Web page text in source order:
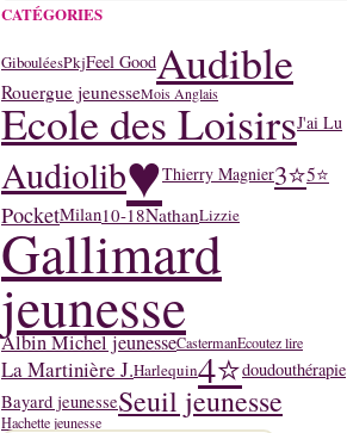
CATÉGORIES
GibouléesPkjFeel GoodAudible
Rouergue jeunesseMois Anglais
Ecole des LoisirsJ'ai Lu
Audiolib♥Thierry Magnier3⭐5⭐
PocketMilan10-18NathanLizzie
Gallimard
jeunesse
Albin Michel jeunesseCastermanEcoutez lire
La Martinière J.Harlequin4⭐doudouthérapie
Bayard jeunesseSeuil jeunesse
Hachette jeunesse